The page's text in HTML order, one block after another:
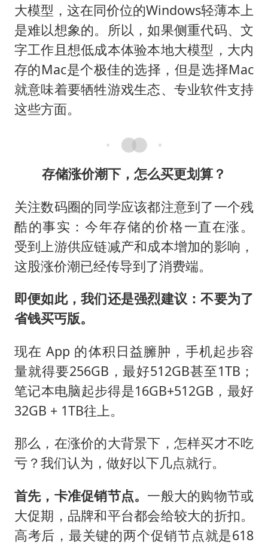
大模型，这在同价位的Windows轻薄本上
是难以想象的。所以，如果侧重代码、文
字工作且想低成本体验本地大模型，大内
存的Mac是个极佳的选择，但是选择Mac
就意味着要牺牲游戏生态、专业软件支持
这些方面。
存储涨价潮下，怎么买更划算？
关注数码圈的同学应该都注意到了一个残
酷的事实：今年存储的价格一直在涨。
受到上游供应链减产和成本增加的影响，
这股涨价潮已经传导到了消费端。
即便如此，我们还是强烈建议：不要为了
省钱买丐版。
现在 App 的体积日益臃肿，手机起步容
量就得要256GB，最好512GB甚至1TB；
笔记本电脑起步得是16GB+512GB，最好
32GB + 1TB往上。
那么，在涨价的大背景下，怎样买才不吃
亏？我们认为，做好以下几点就行。
首先，卡准促销节点。 一般大的购物节或
大促期，品牌和平台都会给较大的折扣。
高考后，最关键的两个促销节点就是618